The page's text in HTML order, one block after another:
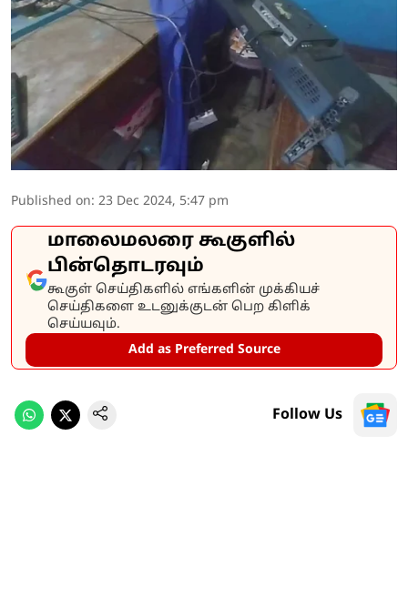
Published on: 23 Dec 2024, 5:47 pm
மாலைமலரை கூகுளில்
பின்தொடரவும்
கூகுள் செய்திகளில் எங்களின் முக்கியச்
செய்திகளை உடனுக்குடன் பெற கிளிக்
செய்யவும்.
Add as Preferred Source
Follow Us